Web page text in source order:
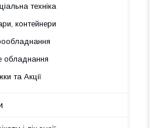
техніка
контейнери
обладнання
та Акції